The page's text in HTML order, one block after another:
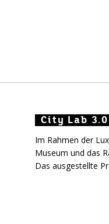
City Lab
City Lab
City Lab
Im Rahmen der
Museum und das
Das ausgestellte